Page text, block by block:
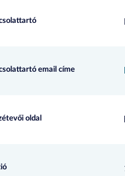
email címe
oldal